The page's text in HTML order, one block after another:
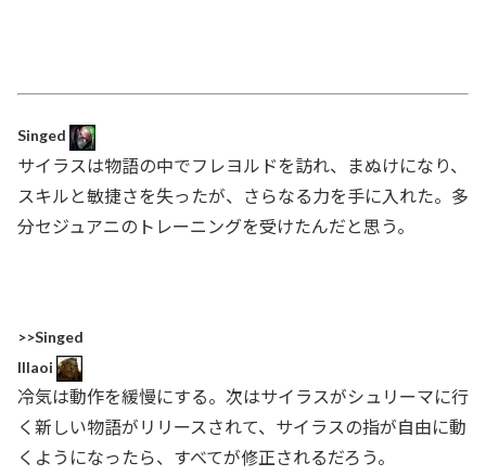
Singed
サイラスは物語の中でフレヨルドを訪れ、まぬけになり、
スキルと敏捷さを失ったが、さらなる力を手に入れた。多
分セジュアニのトレーニングを受けたんだと思う。
>>Singed
Illaoi
冷気は動作を緩慢にする。次はサイラスがシュリーマに行
く新しい物語がリリースされて、サイラスの指が自由に動
くようになったら、すべてが修正されるだろう。